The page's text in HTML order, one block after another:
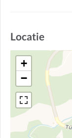
Locatie
+
−